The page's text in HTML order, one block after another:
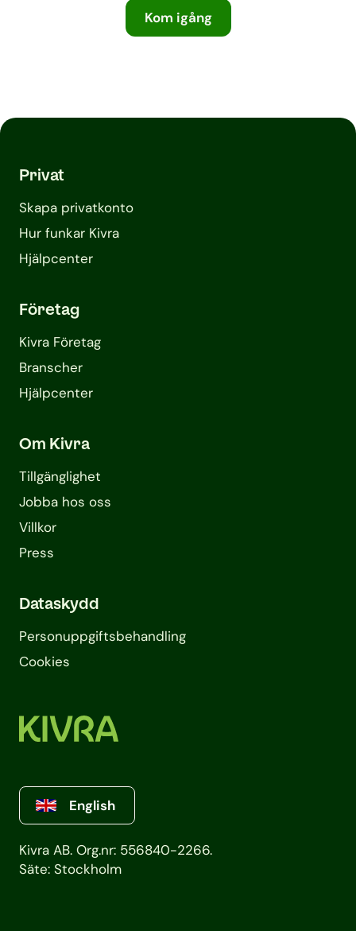
Kom igång
Privat
Skapa privatkonto
Hur funkar Kivra
Hjälpcenter
Företag
Kivra Företag
Branscher
Hjälpcenter
Om Kivra
Tillgänglighet
Jobba hos oss
Villkor
Press
Dataskydd
Personuppgifts­behandling
Cookies
Kivra AB. Org.nr: 556840-2266.
Säte: Stockholm
English